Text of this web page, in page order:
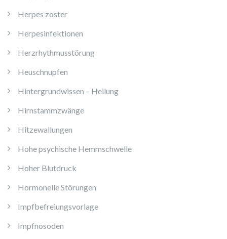
Herpes zoster
Herpesinfektionen
Herzrhythmusstörung
Heuschnupfen
Hintergrundwissen – Heilung
Hirnstammzwänge
Hitzewallungen
Hohe psychische Hemmschwelle
Hoher Blutdruck
Hormonelle Störungen
Impfbefreiungsvorlage
Impfnosoden